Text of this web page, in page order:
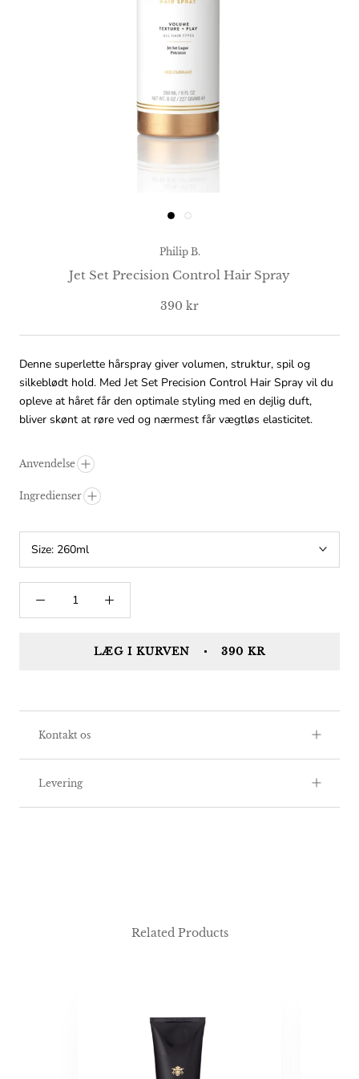
Philip B.
Jet Set Precision Control Hair Spray
390 kr
Denne superlette hårspray giver volumen, struktur, spil og
silkeblødt hold. Med Jet Set Precision Control Hair Spray vil du
opleve at håret får den optimale styling med en dejlig duft,
bliver skønt at røre ved og nærmest får vægtløs elasticitet.
Anvendelse
Ingredienser
Size: 260ml
LÆG I KURVEN 390 KR
Kontakt os
Levering
Related Products